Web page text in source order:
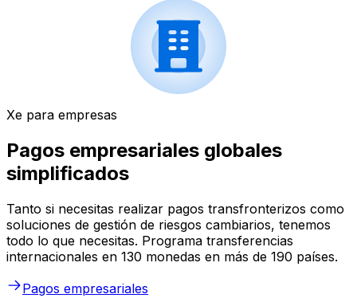
Xe para empresas
Pagos empresariales globales
simplificados
Tanto si necesitas realizar pagos transfronterizos como
soluciones de gestión de riesgos cambiarios, tenemos
todo lo que necesitas. Programa transferencias
internacionales en 130 monedas en más de 190 países.
Pagos empresariales